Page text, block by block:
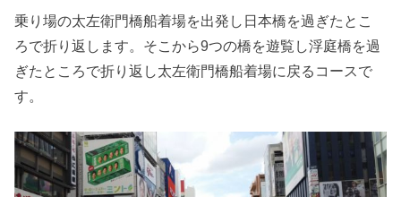
乗り場の太左衛門橋船着場を出発し日本橋を過ぎたとこ
ろで折り返します。そこから9つの橋を遊覧し浮庭橋を過
ぎたところで折り返し太左衛門橋船着場に戻るコースで
す。